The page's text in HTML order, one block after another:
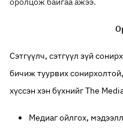
Сэтгүүлч, сэтгүүл зүй
бичиж туурвих
хүссэн хэн бүхнийг The
Медиаг ойлгох,